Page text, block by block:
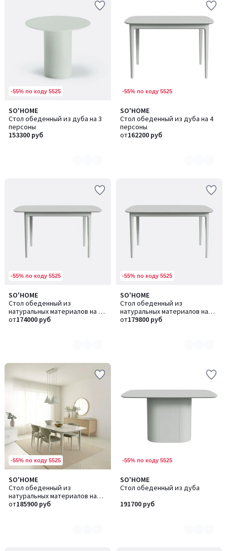
-55% по коду 5525
SO'HOME
Стол обеденный из дуба на 3
персоны
153300 руб
Количество
цветов:
4
-55% по коду 5525
SO'HOME
Стол обеденный из дуба на 4
персоны
от162200 руб
Количество
цветов:
5
-55% по коду 5525
SO'HOME
Стол обеденный из
натуральных материалов на 4
персоны
от174000 руб
Количество
цветов:
5
-55% по коду 5525
SO'HOME
Стол обеденный из
натуральных материалов на
4/5 персон
от179800 руб
Количество
цветов:
5
-55% по коду 5525
SO'HOME
Стол обеденный из
натуральных материалов на
5/6 персон
от185900 руб
Количество
цветов:
5
-55% по коду 5525
SO'HOME
Стол обеденный из дуба
191700 руб
Количество
цветов:
4